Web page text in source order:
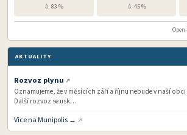
💧 83 % 💧 45 %
AKTUALITY
Rozvoz plynu
Oznamujeme, že v měsících září a říjnu nebude v naší
Další rozvoz se usk…
Více na Munipolis →